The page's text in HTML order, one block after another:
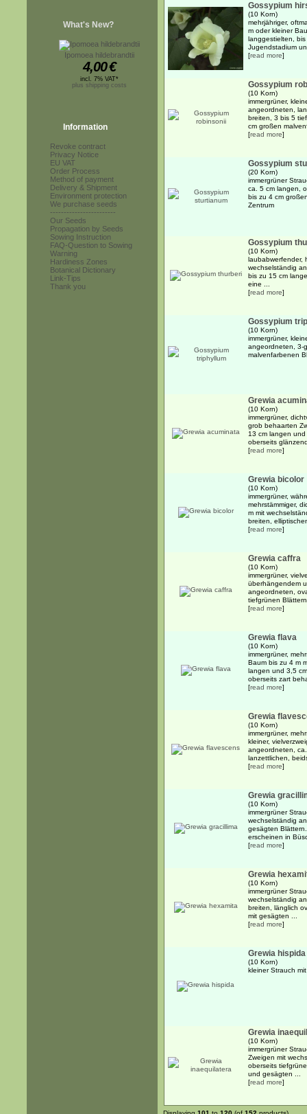
What's New?
Ipomoea hildebrandtii
4,00€
incl. 7% VAT*
plus shipping costs
Information
Revoke contract
Privacy Notice
EU VAT
Order Process
Method of payment
Delivery & Shipment
Environment protection
We purchase seeds
------------------------
Our Seeds
Propagation by Seeds
Sowing Instruction
FAQ-Question to Sowing
Warning
Hardiness Zones
Botanical Dictionary
Link-Tips
Thank you
Gossypium
(10 Korn)
mehrjähriger,
m oder kleiner
langgestielten,
Jugendstadium
[read more]
Gossypium
(10 Korn)
immergrüner,
angeordneten,
breiten, 3 bis 5
cm großen
[read more]
Gossypium
(20 Korn)
immergrüner
ca. 5 cm langen,
bis zu 4 cm
Zentrum
Gossypium
(10 Korn)
laubabwerfender,
wechselständig
bis zu 15 cm
eine ...
[read more]
Gossypium
(10 Korn)
immergrüner,
angeordneten, 3-
malvenfarbenen
Grewia
(10 Korn)
immergrüner,
grob behaarten
13 cm langen
oberseits
[read more]
Grewia bicolor
(10 Korn)
immergrüner,
mehrstämmiger,
m mit
breiten,
[read more]
Grewia caffra
(10 Korn)
immergrüner,
überhängendem
angeordneten,
tiefgrünen
[read more]
Grewia flava
(10 Korn)
immergrüner,
Baum bis zu 4 m
langen und 3,5
oberseits zart
[read more]
Grewia
(10 Korn)
immergrüner,
kleiner,
angeordneten,
lanzettlichen,
[read more]
Grewia
(10 Korn)
immergrüner
wechselständig
gesägten
erscheinen in
[read more]
Grewia
(10 Korn)
immergrüner
wechselständig
breiten, länglich
mit gesägten ...
[read more]
Grewia hispida
(10 Korn)
kleiner Strauch
Grewia
(10 Korn)
immergrüner
Zweigen mit
oberseits
und gesägten ...
[read more]